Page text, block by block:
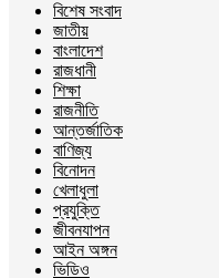
বিশেষ সংবাদ
জাতীয়
বাংলাদেশ
রাজধানী
শিক্ষা
রাজনীতি
আন্তর্জাতিক
বাণিজ্য
বিনোদন
খেলাধুলা
প্রযুক্তি
জীবনযাপন
আইন অঙ্গন
ভিডিও